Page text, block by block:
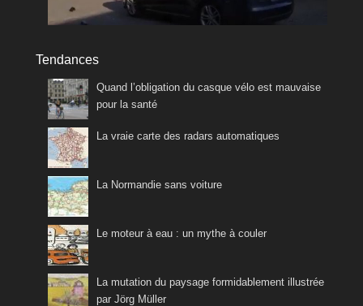
Tendances
Quand l’obligation du casque vélo est mauvaise
pour la santé
La vraie carte des radars automatiques
La Normandie sans voiture
Le moteur à eau : un mythe à couler
La mutation du paysage formidablement illustrée
par Jörg Müller